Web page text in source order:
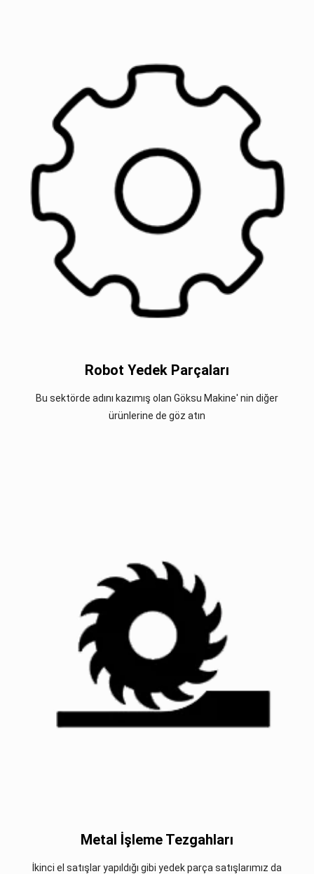
Robot Yedek Parçaları
Bu sektörde adını kazımış olan Göksu Makine' nin diğer
ürünlerine de göz atın
Metal İşleme Tezgahları
İkinci el satışlar yapıldığı gibi yedek parça satışlarımız da